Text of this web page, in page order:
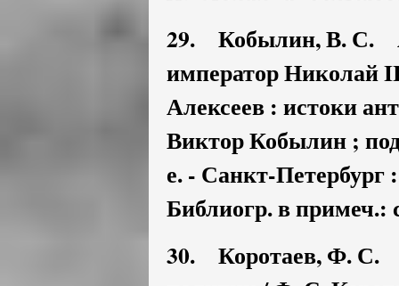
29. Кобылин, В. С.
император Николай
Алексеев : истоки
Виктор Кобылин ;
е. - Санкт-Петербург
Библиогр. в примеч.:
30. Коротаев, Ф. С.